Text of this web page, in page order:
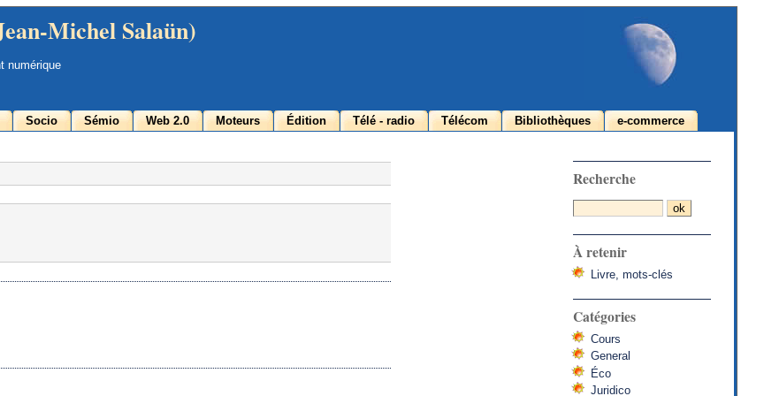
Michel Salaün)
numérique
Socio Sémio Web 2.0 Moteurs Édition Télé - radio Télécom Bibliothèques e-commerce
Recherche
À retenir
Livre, mots-clés
Catégories
Cours
General
Éco
Juridico